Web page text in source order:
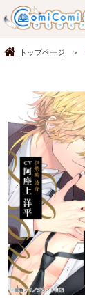
トップページ